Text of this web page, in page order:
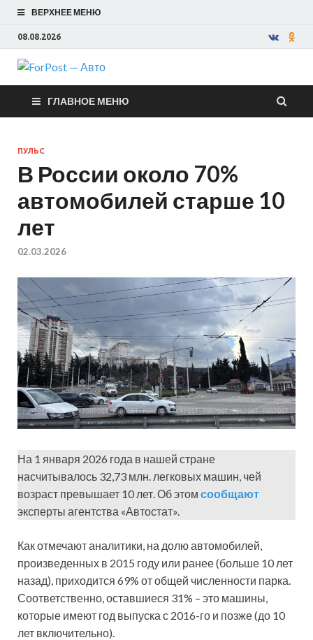
ВЕРХНЕЕ МЕНЮ
08.08.2026
ForPost —
Авто
ГЛАВНОЕ МЕНЮ
ПУЛЬС
В России около 70%
автомобилей старше 10
лет
02.03.2026
На 1 января 2026 года в нашей стране
насчитывалось 32,73 млн. легковых машин, чей
возраст превышает 10 лет. Об этом сообщают
эксперты агентства «Автостат».
Как отмечают аналитики, на долю автомобилей,
произведенных в 2015 году или ранее (больше 10 лет
назад), приходится 69% от общей численности парка.
Соответственно, оставшиеся 31% – это машины,
которые имеют год выпуска с 2016-го и позже (до 10
лет включительно).